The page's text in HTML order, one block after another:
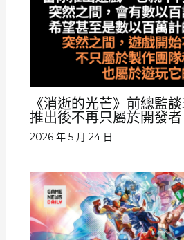
《消逝的光芒》前總監
推出後不再只屬於開發者
2026 年 5 月 24 日